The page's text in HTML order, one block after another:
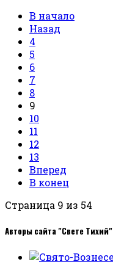
В начало
Назад
4
5
6
7
8
9
10
11
12
13
Вперед
В конец
Страница 9 из 54
Авторы сайта "Свете Тихий"